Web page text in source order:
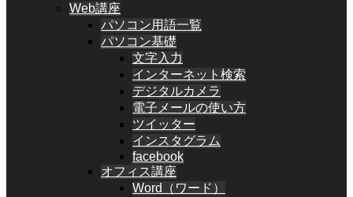
Web講座
パソコン用語一覧
パソコン基礎
文字入力
インターネット検索
デジタルカメラ
電子メールの使い方
ツイッター
インスタグラム
facebook
オフィス講座
Word（ワード）